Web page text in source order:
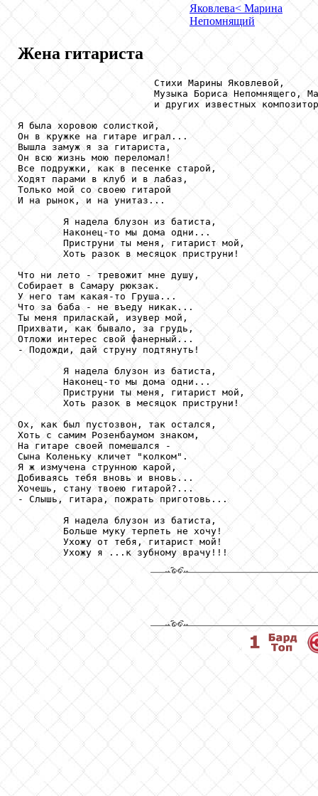
Яковлева< Марина
Непомнящий
Жена гитариста
                        Стихи Марины Яковлевой,
Музыка Бориса Непомнящего,
и других известных
Я была хоровою солисткой,
Он в кружке на гитаре играл...
Вышла замуж я за гитариста,
Он всю жизнь мою переломал!
Все подружки, как в песенке старой,
Ходят парами в клуб и в лабаз,
Только мой со своею гитарой
И на рынок, и на унитаз...
        Я надела блузон из батиста,
        Наконец-то мы дома одни...
        Приструни ты меня, гитарист мой,
        Хоть разок в месяцок приструни!
Что ни лето - тревожит мне душу,
Собирает в Самару рюкзак.
У него там какая-то Груша...
Что за баба - не въеду никак...
Ты меня приласкай, изувер мой,
Прихвати, как бывало, за грудь,
Отложи интерес свой фанерный...
- Подожди, дай струну подтянуть!
        Я надела блузон из батиста,
        Наконец-то мы дома одни...
        Приструни ты меня, гитарист мой,
        Хоть разок в месяцок приструни!
Ох, как был пустозвон, так остался,
Хоть с самим Розенбаумом знаком,
На гитаре своей помешался -
Сына Коленьку кличет "колком".
Я ж измучена струнною карой,
Добиваясь тебя вновь и вновь...
Хочешь, стану твоею гитарой?...
- Слышь, гитара, пожрать приготовь...
        Я надела блузон из батиста,
        Больше муку терпеть не хочу!
        Ухожу от тебя, гитарист мой!
        Ухожу я ...к зубному врачу!!!